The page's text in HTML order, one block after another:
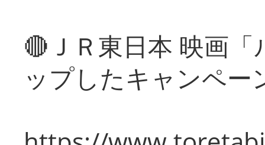
🔴ＪＲ東日本 映画
ップしたキャンペー